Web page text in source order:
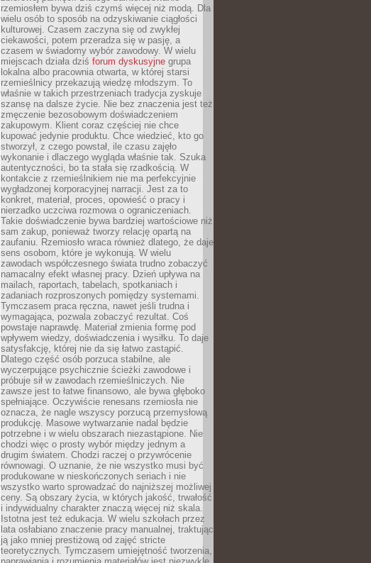
rzemiosłem bywa dziś czymś więcej niż modą. Dla
wielu osób to sposób na odzyskiwanie ciągłości
kulturowej. Czasem zaczyna się od zwykłej
ciekawości, potem przeradza się w pasję, a
czasem w świadomy wybór zawodowy. W wielu
miejscach działa dziś forum dyskusyjne grupa
lokalna albo pracownia otwarta, w której starsi
rzemieślnicy przekazują wiedzę młodszym. To
właśnie w takich przestrzeniach tradycja zyskuje
szansę na dalsze życie. Nie bez znaczenia jest też
zmęczenie bezosobowym doświadczeniem
zakupowym. Klient coraz częściej nie chce
kupować jedynie produktu. Chce wiedzieć, kto go
stworzył, z czego powstał, ile czasu zajęło
wykonanie i dlaczego wygląda właśnie tak. Szuka
autentyczności, bo ta stała się rzadkością. W
kontakcie z rzemieślnikiem nie ma perfekcyjnie
wygładzonej korporacyjnej narracji. Jest za to
konkret, materiał, proces, opowieść o pracy i
nierzadko uczciwa rozmowa o ograniczeniach.
Takie doświadczenie bywa bardziej wartościowe niż
sam zakup, ponieważ tworzy relację opartą na
zaufaniu. Rzemiosło wraca również dlatego, że daje
sens osobom, które je wykonują. W wielu
zawodach współczesnego świata trudno zobaczyć
namacalny efekt własnej pracy. Dzień upływa na
mailach, raportach, tabelach, spotkaniach i
zadaniach rozproszonych pomiędzy systemami.
Tymczasem praca ręczna, nawet jeśli trudna i
wymagająca, pozwala zobaczyć rezultat. Coś
powstaje naprawdę. Materiał zmienia formę pod
wpływem wiedzy, doświadczenia i wysiłku. To daje
satysfakcję, której nie da się łatwo zastąpić.
Dlatego część osób porzuca stabilne, ale
wyczerpujące psychicznie ścieżki zawodowe i
próbuje sił w zawodach rzemieślniczych. Nie
zawsze jest to łatwe finansowo, ale bywa głęboko
spełniające. Oczywiście renesans rzemiosła nie
oznacza, że nagle wszyscy porzucą przemysłową
produkcję. Masowe wytwarzanie nadal będzie
potrzebne i w wielu obszarach niezastąpione. Nie
chodzi więc o prosty wybór między jednym a
drugim światem. Chodzi raczej o przywrócenie
równowagi. O uznanie, że nie wszystko musi być
produkowane w nieskończonych seriach i nie
wszystko warto sprowadzać do najniższej możliwej
ceny. Są obszary życia, w których jakość, trwałość
i indywidualny charakter znaczą więcej niż skala.
Istotna jest też edukacja. W wielu szkołach przez
lata osłabiano znaczenie pracy manualnej, traktując
ją jako mniej prestiżową od zajęć stricte
teoretycznych. Tymczasem umiejętność tworzenia,